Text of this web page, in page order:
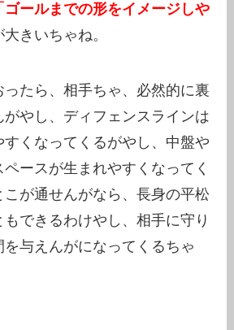
ゴールまでの形をイメージしや
きいちゃね。
ったら、相手ちゃ、必然的に裏
がやし、ディフェンスラインは
すくなってくるがやし、中盤や
ースが生まれやすくなってく
こが通せんがなら、長身の平松
できるわけやし、相手に守り
与えんがになってくるちゃ